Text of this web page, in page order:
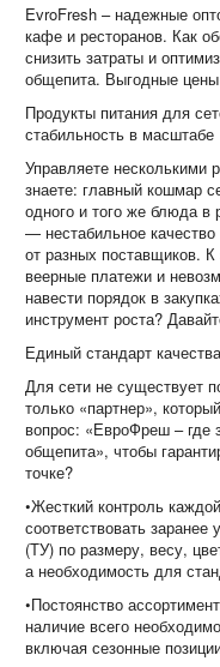
EvroFresh – надежные
кафе и ресторанов. Как
снизить затраты и
общепита. Выгодные цены
Продукты питания для
стабильность в масштабе
Управляете несколькими
знаете: главный кошмар
одного и того же блюда в
— нестабильное
от разных поставщиков.
веерные платежи и
навести порядок в
инструмент роста?
Единый стандарт
Для сети не существует
только «партнер»,
вопрос: «ЕвроФреш – где
общепита», чтобы
точке?
•Жесткий контроль
соответствовать
(ТУ) по размеру, весу,
а необходимость для
•Постоянство
наличие всего
включая сезонные